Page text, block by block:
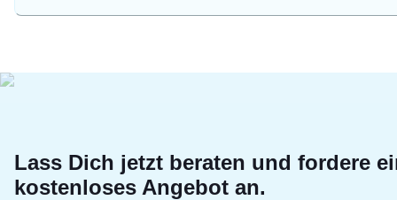
Lass Dich jetzt beraten und fordere
kostenloses Angebot an.